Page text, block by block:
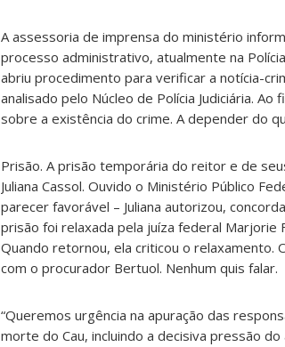
A assessoria de imprensa do ministério
processo administrativo, atualmente na
abriu procedimento para verificar a notícia-
analisado pelo Núcleo de Polícia Judiciária.
sobre a existência do crime. A depender do
Prisão. A prisão temporária do reitor e de
Juliana Cassol. Ouvido o Ministério Público
parecer favorável – Juliana autorizou,
prisão foi relaxada pela juíza federal Marjorie
Quando retornou, ela criticou o relaxamento.
com o procurador Bertuol. Nenhum quis falar.
“Queremos urgência na apuração das
morte do Cau, incluindo a decisiva pressão